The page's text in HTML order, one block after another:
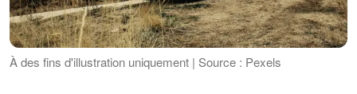
À des fins d'illustration uniquement | Source : Pexels